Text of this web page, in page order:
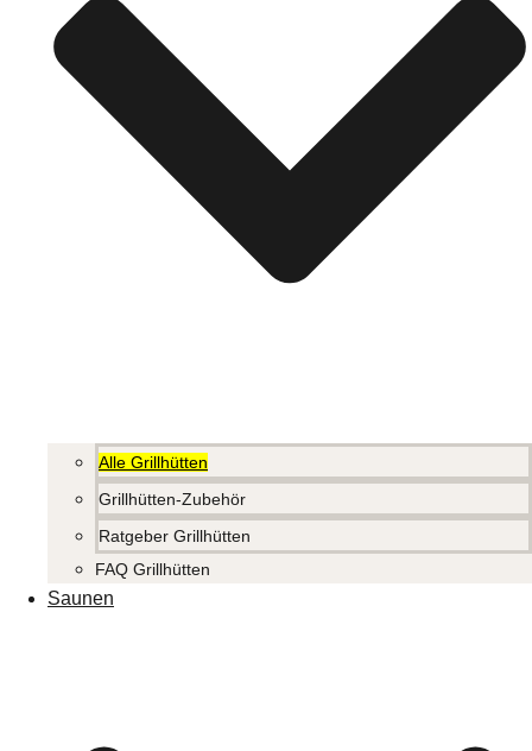
Alle Grillhütten
Grillhütten-Zubehör
Ratgeber Grillhütten
FAQ Grillhütten
Saunen